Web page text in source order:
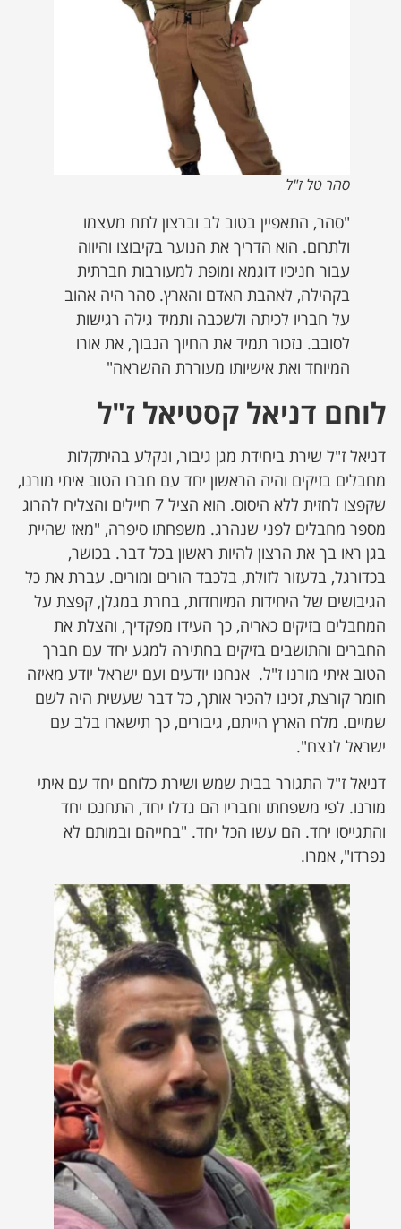
סהר טל ז"ל
"סהר, התאפיין בטוב לב וברצון לתת מעצמו
ולתרום. הוא הדריך את הנוער בקיבוצו והיווה
עבור חניכיו דוגמא ומופת למעורבות חברתית
בקהילה, לאהבת האדם והארץ. סהר היה אהוב
על חבריו לכיתה ולשכבה ותמיד גילה רגישות
לסובב. נזכור תמיד את החיוך הנבוך, את אורו
המיוחד ואת אישיותו מעוררת ההשראה"
לוחם דניאל קסטיאל ז"ל
דניאל ז"ל שירת ביחידת מגן גיבור, ונקלע בהיתקלות
מחבלים בזיקים והיה הראשון יחד עם חברו הטוב איתי מורנו,
שקפצו לחזית ללא היסוס. הוא הציל 7 חיילים והצליח להרוג
מספר מחבלים לפני שנהרג. משפחתו סיפרה, "מאז שהיית
בגן ראו בך את הרצון להיות ראשון בכל דבר. בכושר,
בכדורגל, בלעזור לזולת, בלכבד הורים ומורים. עברת את כל
הגיבושים של היחידות המיוחדות, בחרת במגלן, קפצת על
המחבלים בזיקים כאריה, כך העידו מפקדיך, והצלת את
החברים והתושבים בזיקים בחתירה למגע יחד עם חברך
הטוב איתי מורנו ז"ל. אנחנו יודעים ועם ישראל יודע מאיזה
חומר קורצת, זכינו להכיר אותך, כל דבר שעשית היה לשם
שמיים. מלח הארץ הייתם, גיבורים, כך תישארו בלב עם
ישראל לנצח".
דניאל ז"ל התגורר בבית שמש ושירת כלוחם יחד עם איתי
מורנו. לפי משפחתו וחבריו הם גדלו יחד, התחנכו יחד
והתגייסו יחד. הם עשו הכל יחד. "בחייהם ובמותם לא
נפרדו", אמרו.